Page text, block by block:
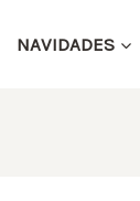
NAVIDADES